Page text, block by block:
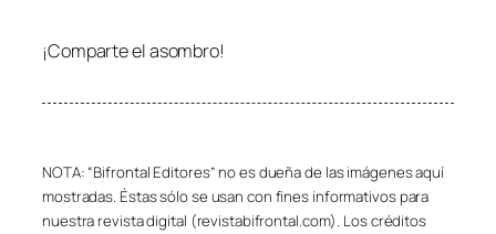
¡Comparte el asombro!
NOTA: “Bifrontal Editores” no es dueña de las imágenes aquí
mostradas. Éstas sólo se usan con fines informativos para
nuestra revista digital (revistabifrontal.com). Los créditos